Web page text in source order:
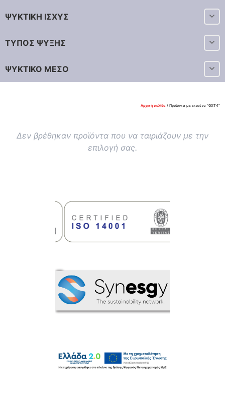
ΨΥΚΤΙΚΗ ΙΣΧΥΣ
ΤΥΠΟΣ ΨΥΞΗΣ
ΨΥΚΤΙΚΟ ΜΕΣΟ
Αρχική σελίδα / Προϊόντα με ετικέτα “GXT4”
Δεν βρέθηκαν προϊόντα που να ταιριάζουν με την
επιλογή σας.